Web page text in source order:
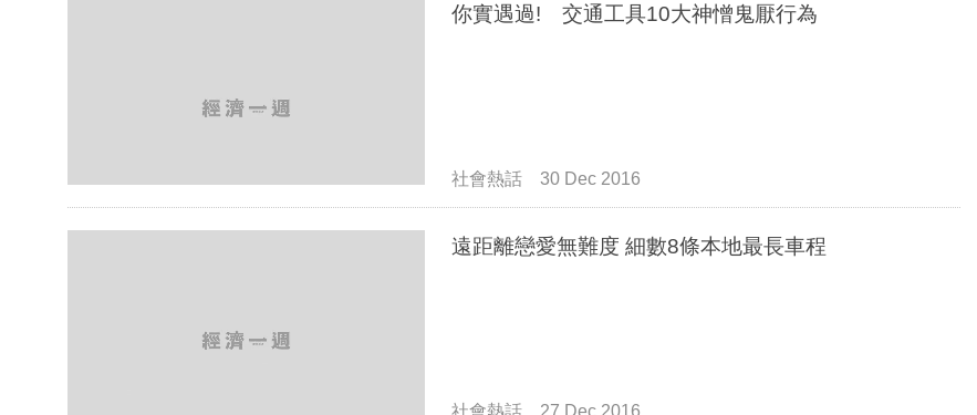
你實遇過! 交通工具10大神憎鬼厭行為
社會熱話 30 Dec 2016
遠距離戀愛無難度 細數8條本地最長車程
社會熱話 27 Dec 2016